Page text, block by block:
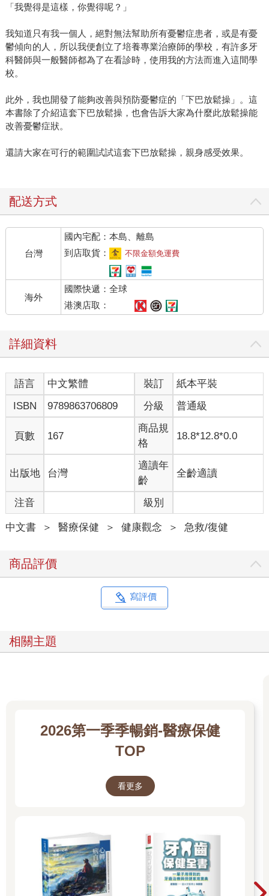
「我覺得是這樣，你覺得呢？」
我知道只有我一個人，絕對無法幫助所有憂鬱症患者，或是有憂
鬱傾向的人，所以我便創立了培養專業治療師的學校，有許多牙
科醫師與一般醫師都為了在看診時，使用我的方法而進入這間學
校。
此外，我也開發了能夠改善與預防憂鬱症的「下巴放鬆操」。這
本書除了介紹這套下巴放鬆操，也會告訴大家為什麼此放鬆操能
改善憂鬱症狀。
還請大家在可行的範圍試試這套下巴放鬆操，親身感受效果。
配送方式
台灣
國內宅配：本島、離島
到店取貨：
不限金額免運費
海外
國際快遞：全球
港澳店取：
詳細資料
語言 中文繁體 裝訂
紙本平裝
ISBN
9789863706809 分級 普通級
頁數 167
商品規
格
18.8*12.8*0.0
出版地 台灣
適讀年
齡
全齡適讀
注音 級別
中文書 ＞ 醫療保健 ＞ 健康觀念 ＞ 急救/復健
商品評價
寫評價
相關主題
2026第一季季暢銷-醫療保健
TOP
看更多